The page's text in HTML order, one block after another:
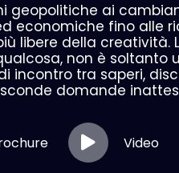
geopolitiche ai
economiche fino alle
libere della creatività.
non è soltanto
incontro tra saperi,
domande
Video